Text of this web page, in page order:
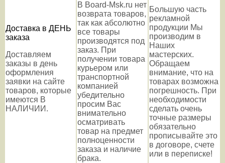
Доставка в ДЕНЬ
заказа
Доставляем
заказы в день
оформления
заявки на сайте
товаров, которые
имеются В
НАЛИЧИИ.
В Board-Msk.ru нет
возврата товаров,
так как абсолютно
все товары
производятся под
заказ. При
получении товара
курьером или
транспортной
компанией
убедительно
просим Вас
внимательно
осматривать
товар на предмет
полноценности
заказа и наличие
брака.
Большую часть
рекламной
продукции Мы
производим в
Наших
мастерских.
Обращаем
внимание, что на
товарах возможна
погрешность. При
необходимости
сделать очень
точные размеры
обязательно
прописывайте это
в договоре, счете
или в переписке!